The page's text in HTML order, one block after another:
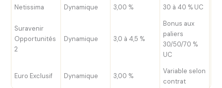
Netissima Dynamique 3,00 % 30 à 40 % UC
Suravenir
Opportunités
2
Dynamique 3,0 à 4,5 %
Bonus aux
paliers
30/50/70 %
UC
Euro Exclusif Dynamique 3,00 %
Variable selon
contrat